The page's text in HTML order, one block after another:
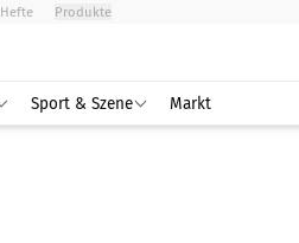
Hefte Produkte
Sport & Szene Markt